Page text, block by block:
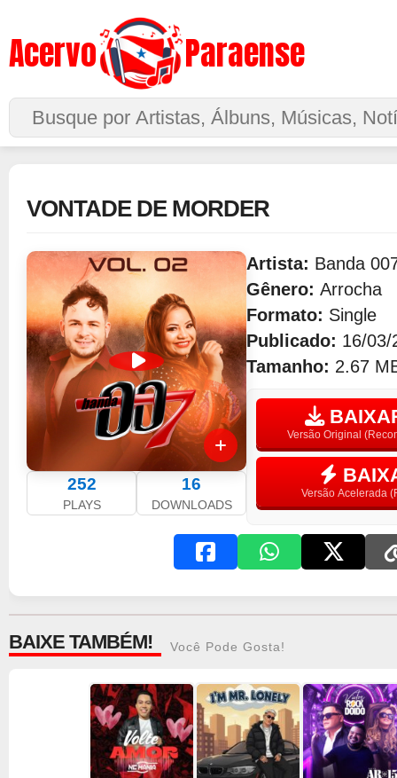
Acervo Paraense
Buscar no Site
VONTADE DE MORDER
252
PLAYS
16
DOWNLOADS
Artista: Banda
Gênero: Arrocha
Formato: Single
Publicado: 16/03/
Tamanho: 2.67
Versão Original
Versão Acelerada
BAIXE TAMBÉM! Você Pode Gosta!